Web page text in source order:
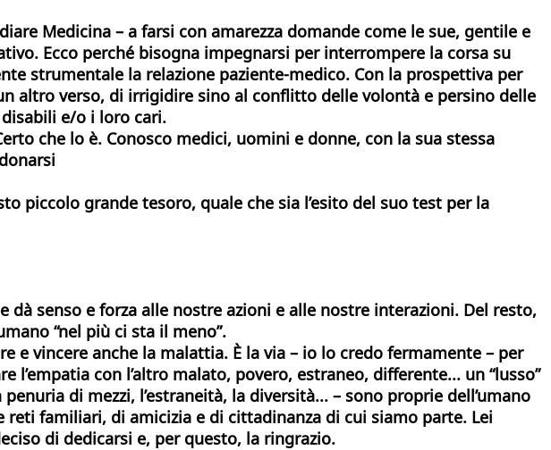
Medicina – a farsi con amarezza domande come le sue, gentile e
Ecco perché bisogna impegnarsi per interrompere la corsa su
strumentale la relazione paziente-medico. Con la prospettiva per
altro verso, di irrigidire sino al conflitto delle volontà e persino delle
e/o i loro cari.
che lo è. Conosco medici, uomini e donne, con la sua stessa
piccolo grande tesoro, quale che sia l’esito del suo test per la
dà senso e forza alle nostre azioni e alle nostre interazioni. Del resto,
“nel più ci sta il meno”.
vincere anche la malattia. È la via – io lo credo fermamente – per
con l’altro malato, povero, estraneo, differente... un “lusso”
di mezzi, l’estraneità, la diversità... – sono proprie dell’umano
familiari, di amicizia e di cittadinanza di cui siamo parte. Lei
di dedicarsi e, per questo, la ringrazio.